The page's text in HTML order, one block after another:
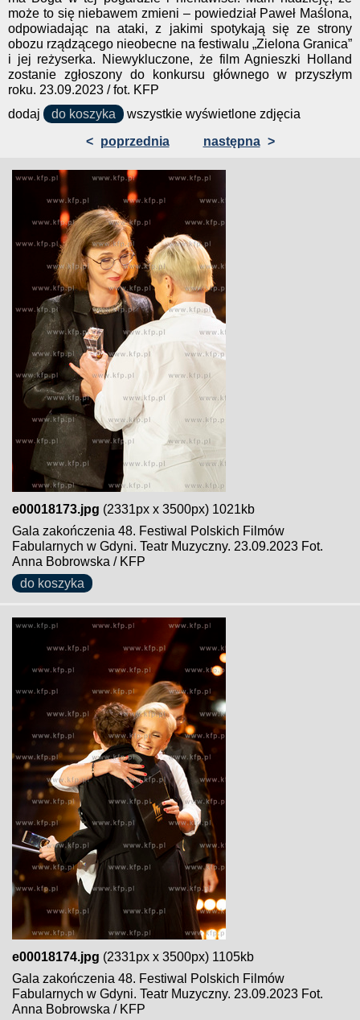
może to się niebawem zmieni – powiedział Paweł Maślona,
odpowiadając na ataki, z jakimi spotykają się ze strony
obozu rządzącego nieobecne na festiwalu „Zielona Granica”
i jej reżyserka. Niewykluczone, że film Agnieszki Holland
zostanie zgłoszony do konkursu głównego w przyszłym
roku. 23.09.2023 / fot. KFP
dodaj
do koszyka
wszystkie wyświetlone zdjęcia
< poprzednia następna >
e00018173.jpg (2331px x 3500px) 1021kb
Gala zakończenia 48. Festiwal Polskich Filmów
Fabularnych w Gdyni. Teatr Muzyczny. 23.09.2023 Fot.
Anna Bobrowska / KFP
do koszyka
e00018174.jpg (2331px x 3500px) 1105kb
Gala zakończenia 48. Festiwal Polskich Filmów
Fabularnych w Gdyni. Teatr Muzyczny. 23.09.2023 Fot.
Anna Bobrowska / KFP